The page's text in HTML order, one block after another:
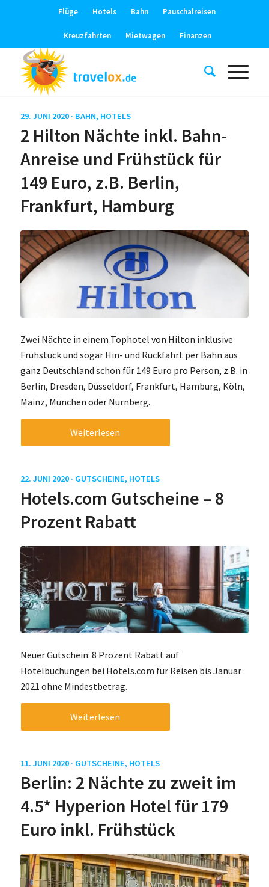
Flüge Hotels Bahn Pauschalreisen
Kreuzfahrten Mietwagen Finanzen
29. JUNI 2020 · BAHN, HOTELS
2 Hilton Nächte inkl. Bahn-
Anreise und Frühstück für
149 Euro, z.B. Berlin,
Frankfurt, Hamburg
Zwei Nächte in einem Tophotel von Hilton inklusive
Frühstück und sogar Hin- und Rückfahrt per Bahn aus
ganz Deutschland schon für 149 Euro pro Person, z.B. in
Berlin, Dresden, Düsseldorf, Frankfurt, Hamburg, Köln,
Mainz, München oder Nürnberg.
Weiterlesen
22. JUNI 2020 · GUTSCHEINE, HOTELS
Hotels.com Gutscheine – 8
Prozent Rabatt
Neuer Gutschein: 8 Prozent Rabatt auf
Hotelbuchungen bei Hotels.com für Reisen bis Januar
2021 ohne Mindestbetrag.
Weiterlesen
11. JUNI 2020 · GUTSCHEINE, HOTELS
Berlin: 2 Nächte zu zweit im
4.5* Hyperion Hotel für 179
Euro inkl. Frühstück